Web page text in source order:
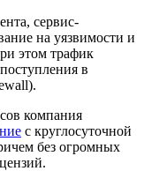
сервис-
на уязвимости и
этом трафик
в
компания
с круглосуточной
без огромных